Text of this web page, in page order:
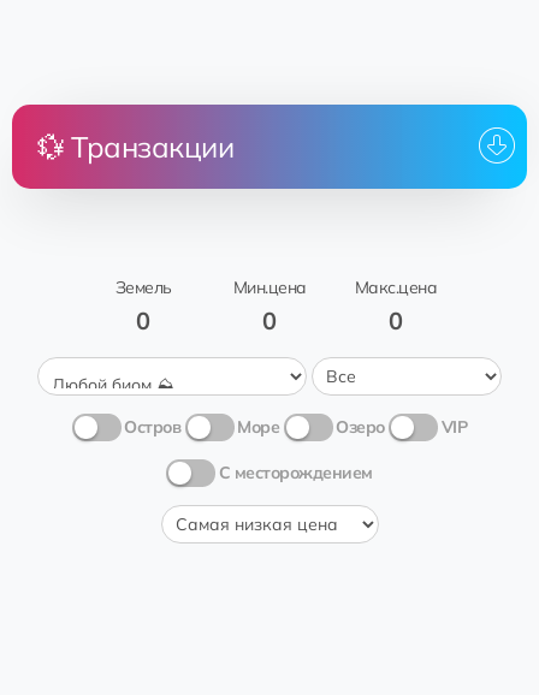
💱 Транзакции
Земель
0
Мин.цена
0
Макс.цена
0
Остров Море Озеро VIP
С месторождением